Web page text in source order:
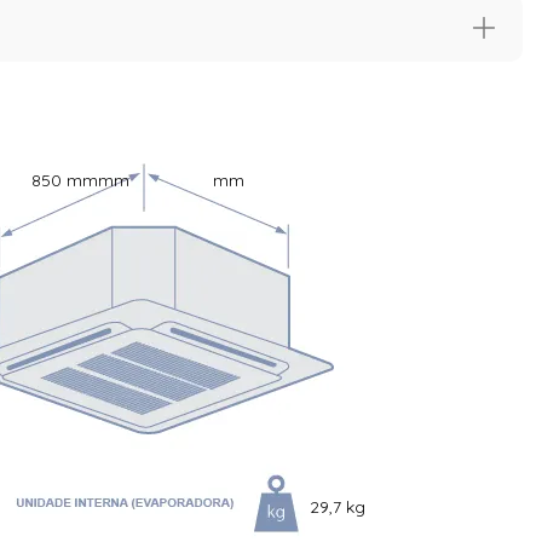
profissional, eficiência e conforto
e durabilidade.
850 mmmm mm
29,7 kg